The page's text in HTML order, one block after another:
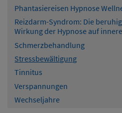
Phantasiereisen Hypnose
Reizdarm-Syndrom: Die
Wirkung der Hypnose auf
Schmerzbehandlung
Stressbewältigung
Tinnitus
Verspannungen
Wechseljahre